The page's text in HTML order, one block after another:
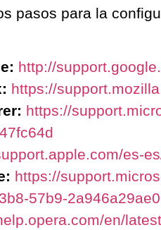
pasos para la
http://
https://
https://
es-
https://
57b9-
en/